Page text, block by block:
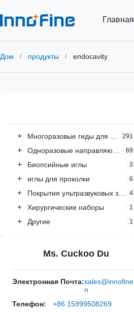
Дом / продукты / endocavity
+ 291
+ 69
+ Биопсийные иглы 3
+ иглы для проколки 6
+ 4
+ Хирургические наборы 1
+ Другие 1
Ms. Cuckoo Du
Электронная Почта:
n
Телефон:
+86 15999508269